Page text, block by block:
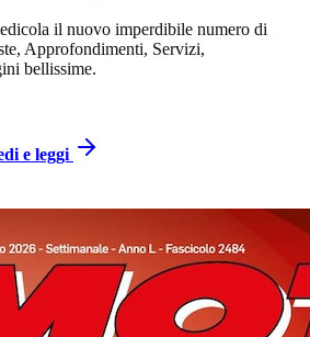
il nuovo imperdibile numero di
Approfondimenti, Servizi,
bellissime.
e leggi